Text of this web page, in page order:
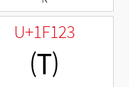
U+1F123
🄣